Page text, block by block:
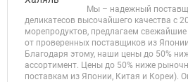
Мы – надежный
деликатесов высочайшего качества с
морепродуктов, предлагаем
от проверенных поставщиков из
Благодаря этому, наши цены до 50%
ассортимент. Цены до 50% ниже
поставкам из Японии, Китая и Кореи).